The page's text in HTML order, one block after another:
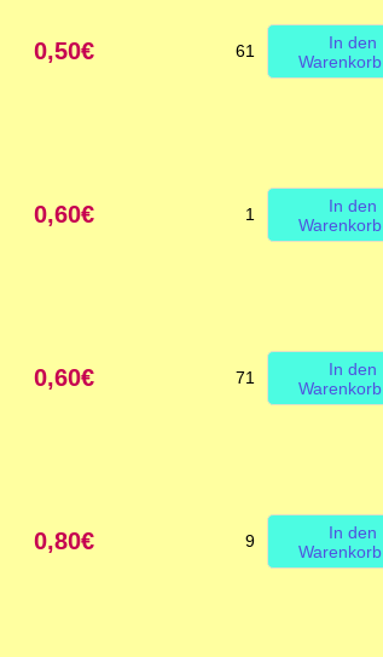
0,50€ 61
In den
Warenkorb
0,60€ 1
In den
Warenkorb
0,60€ 71
In den
Warenkorb
0,80€ 9
In den
Warenkorb